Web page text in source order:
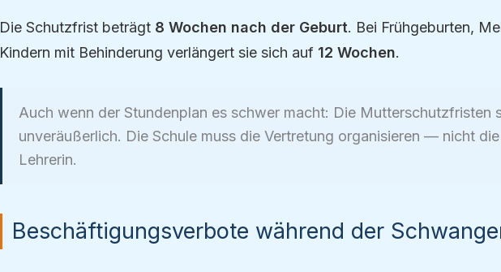
Die Schutzfrist beträgt 8 Wochen nach der Geburt. Bei Frühgeburten,
Kindern mit Behinderung verlängert sie sich auf 12 Wochen.
Auch wenn der Stundenplan es schwer macht: Die Mutterschutzfristen
unveräußerlich. Die Schule muss die Vertretung organisieren — nicht
Lehrerin.
Beschäftigungsverbote während der